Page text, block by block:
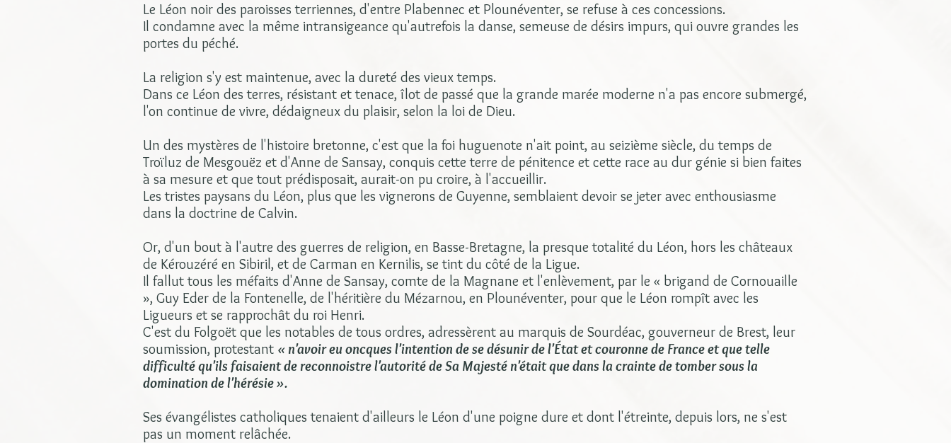
Le Léon noir des paroisses terriennes, d'entre Plabennec et Plounéventer, se refuse à ces concessions.
Il condamne avec la même intransigeance qu'autrefois la danse, semeuse de désirs impurs, qui ouvre grandes les
portes du péché.
La religion s'y est maintenue, avec la dureté des vieux temps.
Dans ce Léon des terres, résistant et tenace, îlot de passé que la grande marée moderne n'a pas encore submergé,
l'on continue de vivre, dédaigneux du plaisir, selon la loi de Dieu.
Un des mystères de l'histoire bretonne, c'est que la foi huguenote n'ait point, au seizième siècle, du temps de
Troïluz de Mesgouëz et d'Anne de Sansay, conquis cette terre de pénitence et cette race au dur génie si bien faites
à sa mesure et que tout prédisposait, aurait-on pu croire, à l'accueillir.
Les tristes paysans du Léon, plus que les vignerons de Guyenne, semblaient devoir se jeter avec enthousiasme
dans la doctrine de Calvin.
Or, d'un bout à l'autre des guerres de religion, en Basse-Bretagne, la presque totalité du Léon, hors les châteaux
de Kérouzéré en Sibiril, et de Carman en Kernilis, se tint du côté de la Ligue.
Il fallut tous les méfaits d'Anne de Sansay, comte de la Magnane et l'enlèvement, par le « brigand de Cornouaille
», Guy Eder de la Fontenelle, de l'héritière du Mézarnou, en Plounéventer, pour que le Léon rompît avec les
Ligueurs et se rapprochât du roi Henri.
C'est du Folgoët que les notables de tous ordres, adressèrent au marquis de Sourdéac, gouverneur de Brest, leur
soumission, protestant « n'avoir eu oncques l'intention de se désunir de l'État et couronne de France et que telle
difficulté qu'ils faisaient de reconnoistre l'autorité de Sa Majesté n'était que dans la crainte de tomber sous la
domination de l'hérésie ».
Ses évangélistes catholiques tenaient d'ailleurs le Léon d'une poigne dure et dont l'étreinte, depuis lors, ne s'est
pas un moment relâchée.